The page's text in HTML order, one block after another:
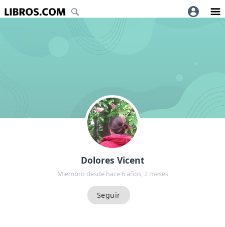
Dolores Vicent
Miembro desde hace 6 años, 2 meses